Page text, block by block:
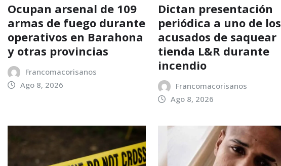
Ocupan arsenal de 109
armas de fuego durante
operativos en Barahona
y otras provincias
Francomacorisanos
Ago 8, 2026
Dictan presentación
periódica a uno de los
acusados de saquear
tienda L&R durante
incendio
Francomacorisanos
Ago 8, 2026